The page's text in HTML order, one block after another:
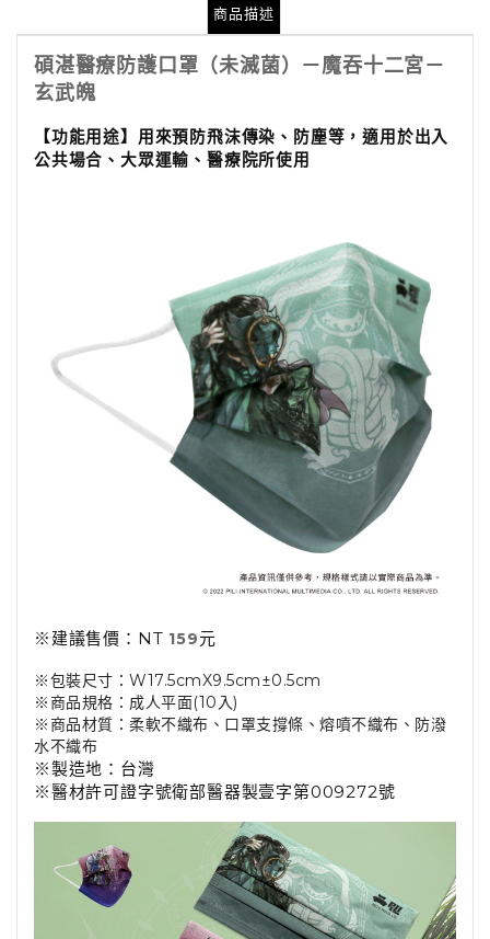
商品描述
碩湛醫療防護口罩（未滅菌）－魔吞十二宮－
玄武魄
【功能用途】 用來預防飛沫傳染、防塵等，適用於出入
公共場合、大眾運輸、醫療院所使用
※建議售價：NT 159元
※包裝尺寸：W17.5cmX9.5cm±0.5cm
※商品規格：成人平面(10入)
※商品材質：柔軟不織布、口罩支撐條、熔噴不織布、防潑
水不織布
※製造地：台灣
※醫材許可證字號衛部醫器製壹字第009272號